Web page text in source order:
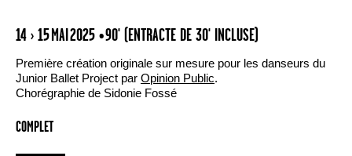
14 › 15 MAI 2025 • 90' (ENTRACTE DE 30' INCLUSE)
Première création originale sur mesure pour les danseurs du
Junior Ballet Project par Opinion Public.
Chorégraphie de Sidonie Fossé
COMPLET